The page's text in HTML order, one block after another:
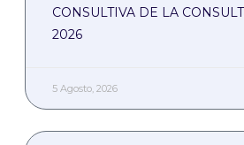
CONSULTIVA DE LA
2026
5 Agosto, 2026